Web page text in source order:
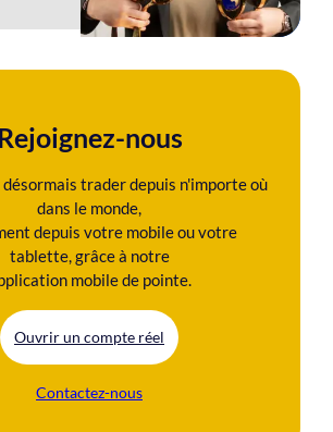
Rejoignez-nous
désormais trader depuis n'importe où
dans le monde,
depuis votre mobile ou votre
tablette, grâce à notre
mobile de pointe.
Ouvrir un compte réel
Contactez-nous